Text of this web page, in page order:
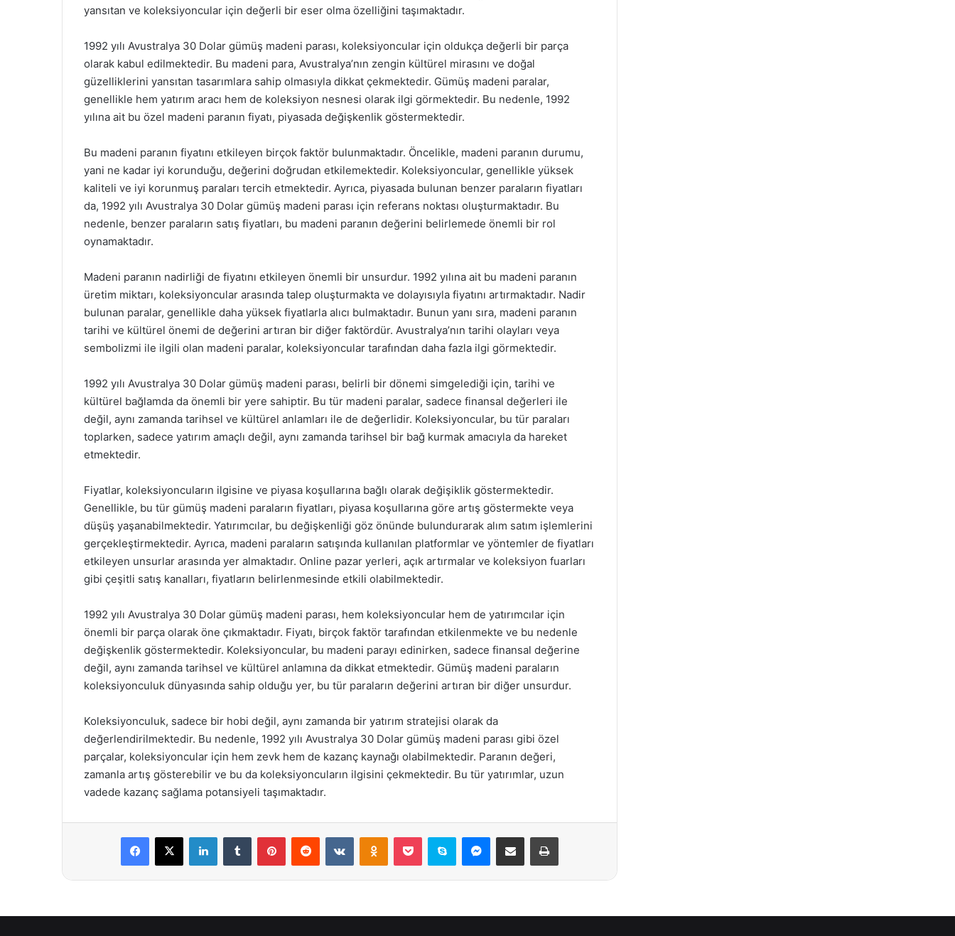
yansıtan ve koleksiyoncular için değerli bir eser olma özelliğini taşımaktadır.
1992 yılı Avustralya 30 Dolar gümüş madeni parası, koleksiyoncular için oldukça değerli bir parça
olarak kabul edilmektedir. Bu madeni para, Avustralya’nın zengin kültürel mirasını ve doğal
güzelliklerini yansıtan tasarımlara sahip olmasıyla dikkat çekmektedir. Gümüş madeni paralar,
genellikle hem yatırım aracı hem de koleksiyon nesnesi olarak ilgi görmektedir. Bu nedenle, 1992
yılına ait bu özel madeni paranın fiyatı, piyasada değişkenlik göstermektedir.
Bu madeni paranın fiyatını etkileyen birçok faktör bulunmaktadır. Öncelikle, madeni paranın durumu,
yani ne kadar iyi korunduğu, değerini doğrudan etkilemektedir. Koleksiyoncular, genellikle yüksek
kaliteli ve iyi korunmuş paraları tercih etmektedir. Ayrıca, piyasada bulunan benzer paraların fiyatları
da, 1992 yılı Avustralya 30 Dolar gümüş madeni parası için referans noktası oluşturmaktadır. Bu
nedenle, benzer paraların satış fiyatları, bu madeni paranın değerini belirlemede önemli bir rol
oynamaktadır.
Madeni paranın nadirliği de fiyatını etkileyen önemli bir unsurdur. 1992 yılına ait bu madeni paranın
üretim miktarı, koleksiyoncular arasında talep oluşturmakta ve dolayısıyla fiyatını artırmaktadır. Nadir
bulunan paralar, genellikle daha yüksek fiyatlarla alıcı bulmaktadır. Bunun yanı sıra, madeni paranın
tarihi ve kültürel önemi de değerini artıran bir diğer faktördür. Avustralya’nın tarihi olayları veya
sembolizmi ile ilgili olan madeni paralar, koleksiyoncular tarafından daha fazla ilgi görmektedir.
1992 yılı Avustralya 30 Dolar gümüş madeni parası, belirli bir dönemi simgelediği için, tarihi ve
kültürel bağlamda da önemli bir yere sahiptir. Bu tür madeni paralar, sadece finansal değerleri ile
değil, aynı zamanda tarihsel ve kültürel anlamları ile de değerlidir. Koleksiyoncular, bu tür paraları
toplarken, sadece yatırım amaçlı değil, aynı zamanda tarihsel bir bağ kurmak amacıyla da hareket
etmektedir.
Fiyatlar, koleksiyoncuların ilgisine ve piyasa koşullarına bağlı olarak değişiklik göstermektedir.
Genellikle, bu tür gümüş madeni paraların fiyatları, piyasa koşullarına göre artış göstermekte veya
düşüş yaşanabilmektedir. Yatırımcılar, bu değişkenliği göz önünde bulundurarak alım satım işlemlerini
gerçekleştirmektedir. Ayrıca, madeni paraların satışında kullanılan platformlar ve yöntemler de fiyatları
etkileyen unsurlar arasında yer almaktadır. Online pazar yerleri, açık artırmalar ve koleksiyon fuarları
gibi çeşitli satış kanalları, fiyatların belirlenmesinde etkili olabilmektedir.
1992 yılı Avustralya 30 Dolar gümüş madeni parası, hem koleksiyoncular hem de yatırımcılar için
önemli bir parça olarak öne çıkmaktadır. Fiyatı, birçok faktör tarafından etkilenmekte ve bu nedenle
değişkenlik göstermektedir. Koleksiyoncular, bu madeni parayı edinirken, sadece finansal değerine
değil, aynı zamanda tarihsel ve kültürel anlamına da dikkat etmektedir. Gümüş madeni paraların
koleksiyonculuk dünyasında sahip olduğu yer, bu tür paraların değerini artıran bir diğer unsurdur.
Koleksiyonculuk, sadece bir hobi değil, aynı zamanda bir yatırım stratejisi olarak da
değerlendirilmektedir. Bu nedenle, 1992 yılı Avustralya 30 Dolar gümüş madeni parası gibi özel
parçalar, koleksiyoncular için hem zevk hem de kazanç kaynağı olabilmektedir. Paranın değeri,
zamanla artış gösterebilir ve bu da koleksiyoncuların ilgisini çekmektedir. Bu tür yatırımlar, uzun
vadede kazanç sağlama potansiyeli taşımaktadır.
Facebook
X LinkedInTumblr PinterestReddit VKontakteOdnoklassniki
Pocket Skype Messenger
E-Posta ile paylaş Yazdır